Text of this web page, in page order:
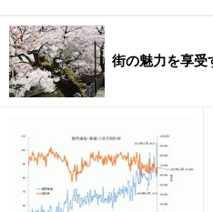
街の魅力を享受